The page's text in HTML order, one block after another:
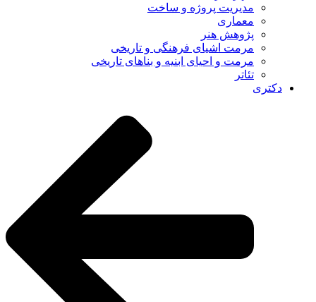
مدیریت پروژه و ساخت
معماری
پژوهش هنر
مرمت اشیای فرهنگی و تاریخی
مرمت و احیای ابنیه و بناهای تاریخی
تئاتر
دکتری